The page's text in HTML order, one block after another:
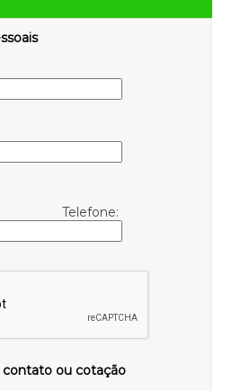
Telefone:
ou cotação